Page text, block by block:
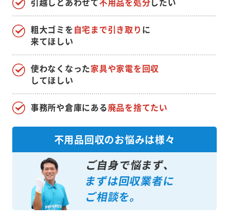
使わなくなった家具や家電を回収
してほしい
粗大ゴミを自宅まで引き取り に
来てほしい
事務所や倉庫にある廃品を捨てたい
不用品回収のお悩みは様々
ご自身で悩まず、
まずは回収業者に
ご相談を。